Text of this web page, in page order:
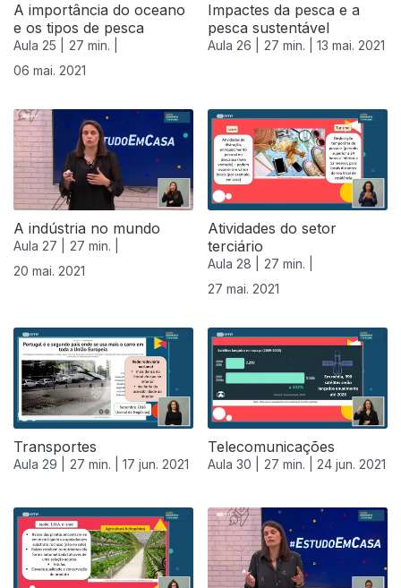
A importância do oceano
e os tipos de pesca
Aula 25 |
27 min. |
06 mai. 2021
Impactes da pesca e a
pesca sustentável
Aula 26 | 27 min. | 13 mai. 2021
A indústria no mundo
Aula 27 |
27 min. |
20 mai. 2021
Atividades do setor
terciário
Aula 28 |
27 min. |
27 mai. 2021
Transportes
Aula 29 | 27 min. | 17 jun. 2021
Telecomunicações
Aula 30 | 27 min. | 24 jun. 2021
556325